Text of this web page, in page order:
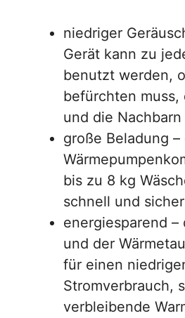
niedriger
Gerät kann zu
benutzt werden,
befürchten muss,
und die
große Beladung –
bis zu 8 kg
schnell und
energiesparend –
und der
für einen
Stromverbrauch,
verbleibende